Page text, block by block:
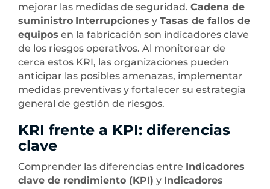
mejorar las medidas de seguridad. Cadena de
suministro Interrupciones y Tasas de fallos de
equipos en la fabricación son indicadores clave
de los riesgos operativos. Al monitorear de
cerca estos KRI, las organizaciones pueden
anticipar las posibles amenazas, implementar
medidas preventivas y fortalecer su estrategia
general de gestión de riesgos.
KRI frente a KPI: diferencias
clave
Comprender las diferencias entre Indicadores
clave de rendimiento (KPI) y Indicadores